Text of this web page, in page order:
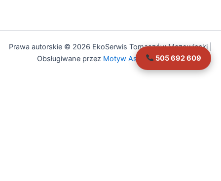
505 692 609
Prawa autorskie © 2026 EkoSerwis Tomaszów Mazowiecki |
Obsługiwane przez Motyw Astra WordPress